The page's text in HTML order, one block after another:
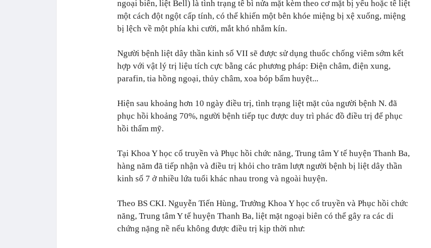
ngoại biên, liệt Bell) là tình trạng tê bì nửa mặt kèm theo cơ mặt bị yếu hoặc tê liệt
một cách đột ngột cấp tính, có thể khiến một bên khóe miệng bị xệ xuống, miệng
bị lệch về một phía khi cười, mắt khó nhắm kín.
Người bệnh liệt dây thần kinh số VII sẽ được sử dụng thuốc chống viêm sớm kết
hợp với vật lý trị liệu tích cực bằng các phương pháp: Điện châm, điện xung,
parafin, tia hồng ngoại, thủy châm, xoa bóp bấm huyệt...
Hiện sau khoảng hơn 10 ngày điều trị, tình trạng liệt mặt của người bệnh N. đã
phục hồi khoảng 70%, người bệnh tiếp tục được duy trì phác đồ điều trị để phục
hồi thẩm mỹ.
Tại Khoa Y học cổ truyền và Phục hồi chức năng, Trung tâm Y tế huyện Thanh Ba,
hàng năm đã tiếp nhận và điều trị khỏi cho trăm lượt người bệnh bị liệt dây thần
kinh số 7 ở nhiều lứa tuổi khác nhau trong và ngoài huyện.
Theo BS CKI. Nguyễn Tiến Hùng, Trưởng Khoa Y học cổ truyền và Phục hồi chức
năng, Trung tâm Y tế huyện Thanh Ba, liệt mặt ngoại biên có thể gây ra các di
chứng nặng nề nếu không được điều trị kịp thời như: